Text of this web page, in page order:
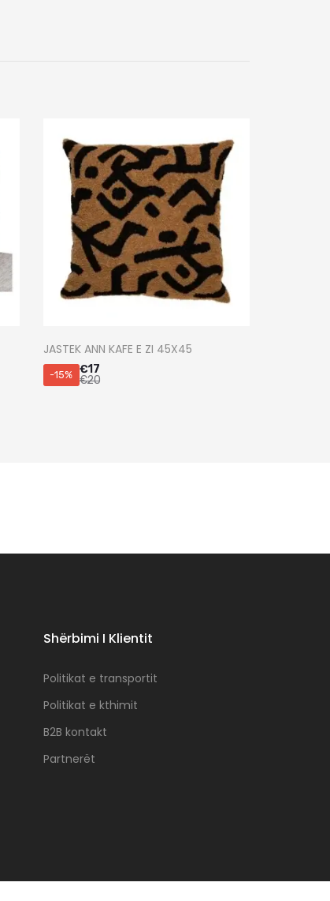
JASTEK ANN KAFE E ZI 45X45
-15% €17
€20
Shërbimi I Klientit
Politikat e transportit
Politikat e kthimit
B2B kontakt
Partnerët